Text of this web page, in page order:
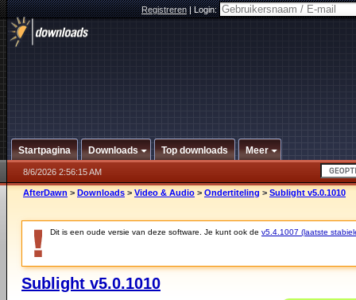
Registreren|Login:
Startpagina Downloads Top downloads Meer
8/6/2026 2:56:15 AM
AfterDawn > Downloads > Video & Audio > Ondertiteling > Sublight v5.0.1010
Dit is een oude versie van deze software. Je kunt ook de v5.4.1007 (laatste
Sublight v5.0.1010